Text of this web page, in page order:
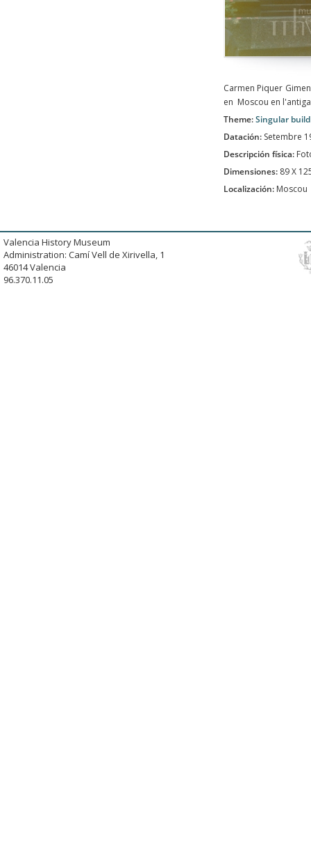
Carmen Piquer
en Moscou en l'antiga
Theme:Singular
Datación: Setembre
Descripción física:
Dimensiones: 89 X
Localización: Moscou
Valencia History Museum
Administration: Camí Vell de Xirivella, 1
46014 Valencia
96.370.11.05